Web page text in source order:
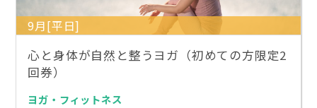
9月[平日]
心と身体が自然と整うヨガ（初めての方限定2
回券）
ヨガ・フィットネス